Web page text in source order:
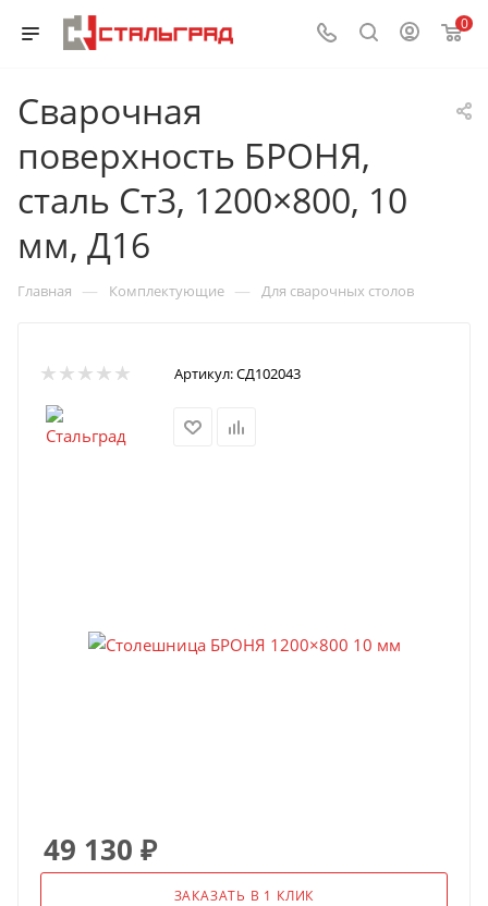
0
Сварочная
поверхность БРОНЯ,
сталь Ст3, 1200×800, 10
мм, Д16
Главная — Комплектующие — Для сварочных столов
Артикул:СД102043
49 130 ₽
ЗАКАЗАТЬ В 1 КЛИК